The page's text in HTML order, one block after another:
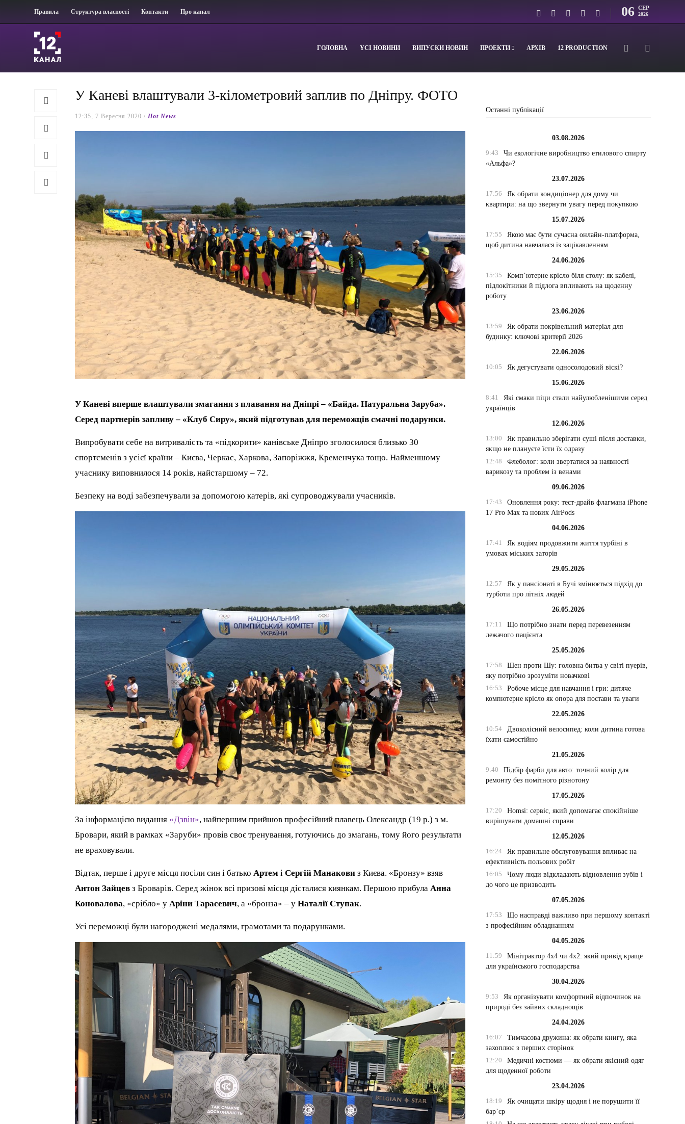
Правила Структура власності Контакти Про канал 06 СЕР
2026
ГОЛОВНА YСІ НОВИНИ ВИПУСКИ НОВИН ПРОЕКТИ АРХІВ 12 PRODUCTION
У Каневі влаштували 3-кілометровий заплив по Дніпру. ФОТО
12:35, 7 Вересня 2020 /Hot News
У Каневі вперше влаштували змагання з плавання на Дніпрі – «Байда. Натуральна Заруба».
Серед партнерів запливу – «Клуб Сиру», який підготував для переможців смачні подарунки.
Випробувати себе на витривалість та «підкорити» канівське Дніпро зголосилося близько 30
спортсменів з усієї країни – Києва, Черкас, Харкова, Запоріжжя, Кременчука тощо. Найменшому
учаснику виповнилося 14 років, найстаршому – 72.
Безпеку на воді забезпечували за допомогою катерів, які супроводжували учасників.
За інформацією видання «Дзвін», найпершим прийшов професійний плавець Олександр (19 р.) з м.
Бровари, який в рамках «Заруби» провів своє тренування, готуючись до змагань, тому його результати
не враховували.
Відтак, перше і друге місця посіли син і батько Артем іСергій Манакови з Києва. «Бронзу» взяв
Антон Зайцев з Броварів. Серед жінок всі призові місця дісталися киянкам. Першою прибула Анна
Коновалова, «срібло» у Аріни Тарасевич, а «бронза» – уНаталії Ступак.
Усі переможці були нагороджені медалями, грамотами та подарунками.
Останні публікації
03.08.2026
9:43
Чи екологічне виробництво етилового спирту
«Альфа»?
23.07.2026
17:56
Як обрати кондиціонер для дому чи
квартири: на що звернути увагу перед покупкою
15.07.2026
17:55
Якою має бути сучасна онлайн-платформа,
щоб дитина навчалася із зацікавленням
24.06.2026
15:35
Комп’ютерне крісло біля столу: як кабелі,
підлокітники й підлога впливають на щоденну
роботу
23.06.2026
13:59
Як обрати покрівельний матеріал для
будинку: ключові критерії 2026
22.06.2026
10:05
Як дегустувати односолодовий віскі?
15.06.2026
8:41
Які смаки піци стали найулюбленішими серед
українців
12.06.2026
13:00
Як правильно зберігати суші після доставки,
якщо не плануєте їсти їх одразу
12:48
Флеболог: коли звертатися за наявності
варикозу та проблем із венами
09.06.2026
17:43
Оновлення року: тест-драйв флагмана iPhone
17 Pro Max та нових AirPods
04.06.2026
17:41
Як водіям продовжити життя турбіні в
умовах міських заторів
29.05.2026
12:57
Як у пансіонаті в Бучі змінюється підхід до
турботи про літніх людей
26.05.2026
17:11
Що потрібно знати перед перевезенням
лежачого пацієнта
25.05.2026
17:58
Шен проти Шу: головна битва у світі пуерів,
яку потрібно зрозуміти новачкові
16:53
Робоче місце для навчання і гри: дитяче
компютерне крісло як опора для постави та уваги
22.05.2026
10:54
Двоколісний велосипед: коли дитина готова
їхати самостійно
21.05.2026
9:40
Підбір фарби для авто: точний колір для
ремонту без помітного різнотону
17.05.2026
17:20
Homsi: сервіс, який допомагає спокійніше
вирішувати домашні справи
12.05.2026
16:24
Як правильне обслуговування впливає на
ефективність польових робіт
16:05
Чому люди відкладають відновлення зубів і
до чого це призводить
07.05.2026
17:53
Що насправді важливо при першому контакті
з професійним обладнанням
04.05.2026
11:59
Мінітрактор 4х4 чи 4х2: який привід краще
для українського господарства
30.04.2026
9:53
Як організувати комфортний відпочинок на
природі без зайвих складнощів
24.04.2026
16:07
Тимчасова дружина: як обрати книгу, яка
захоплює з перших сторінок
12:20
Медичні костюми — як обрати якісний одяг
для щоденної роботи
23.04.2026
18:19
Як очищати шкіру щодня і не порушити її
бар’єр